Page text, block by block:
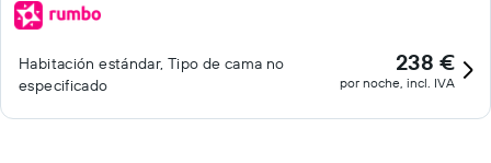
Habitación estándar, Tipo de cama no
especificado
238 €
por noche, incl. IVA